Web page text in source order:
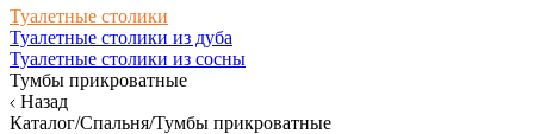
Туалетные столики
Туалетные столики из дуба
Туалетные столики из сосны
Тумбы прикроватные
Назад
Каталог/Спальня/Тумбы прикроватные